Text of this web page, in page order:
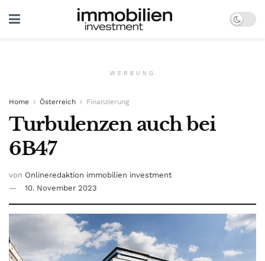
WERBUNG
Home Österreich Finanzierung
Turbulenzen auch bei
6B47
von Onlineredaktion immobilien investment
10. November 2023